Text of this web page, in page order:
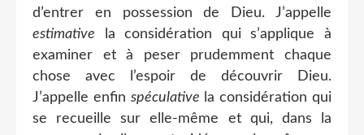
d’entrer en possession de Dieu. J’appelle
estimative la considération qui s’applique à
examiner et à peser prudemment chaque
chose avec l’espoir de découvrir Dieu.
J’appelle enfin spéculative la considération qui
se recueille sur elle-même et qui, dans la